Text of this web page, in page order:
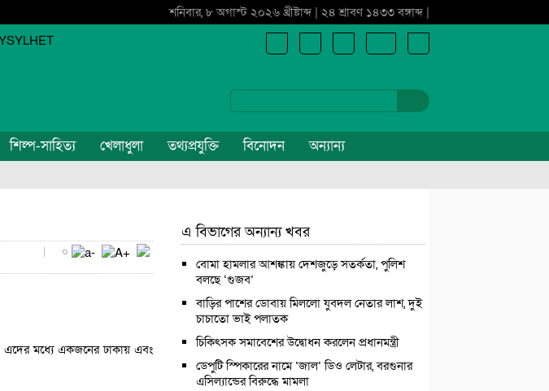
শনিবার, ৮ অগাস্ট ২০২৬ খ্রীষ্টাব্দ | ২৪ শ্রাবণ ১৪৩৩ বঙ্গাব্দ |
শিল্প-সাহিত্য খেলাধুলা তথ্যপ্রযুক্তি বিনোদন অন্যান্য
| ০
এদের মধ্যে একজনের ঢাকায় এবং
এ বিভাগের অন্যান্য খবর
বোমা হামলার আশঙ্কায় দেশজুড়ে সতর্কতা, পুলিশ
বলছে ‘গুজব’
বাড়ির পাশের ডোবায় মিললো যুবদল নেতার লাশ, দুই
চাচাতো ভাই পলাতক
চিকিৎসক সমাবেশের উদ্বোধন করলেন প্রধানমন্ত্রী
ডেপুটি স্পিকারের নামে ‘জাল’ ডিও লেটার, বরগুনার
এসিল্যান্ডের বিরুদ্ধে মামলা